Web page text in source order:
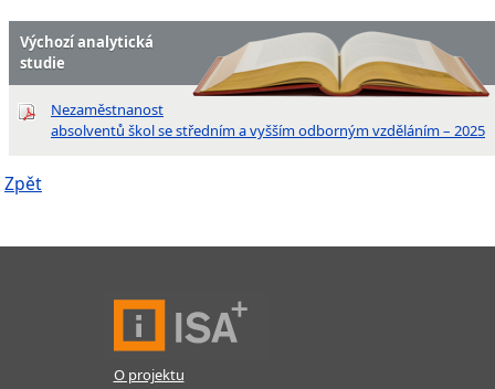
Výchozí analytická
studie
Nezaměstnanost
absolventů škol se středním a vyšším odborným vzděláním – 2025
Zpět
O projektu